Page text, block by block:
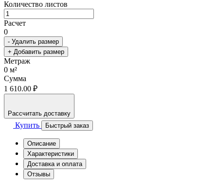
Количество листов
Расчет
0
- Удалить размер
+ Добавить размер
Метраж
0 м²
Сумма
1 610.00 ₽
Рассчитать доставку
Купить Быстрый заказ
Описание
Характеристики
Доставка и оплата
Отзывы